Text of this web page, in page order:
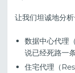
让我们坦诚地分
数据中心代理
说已经死路一
住宅代理（